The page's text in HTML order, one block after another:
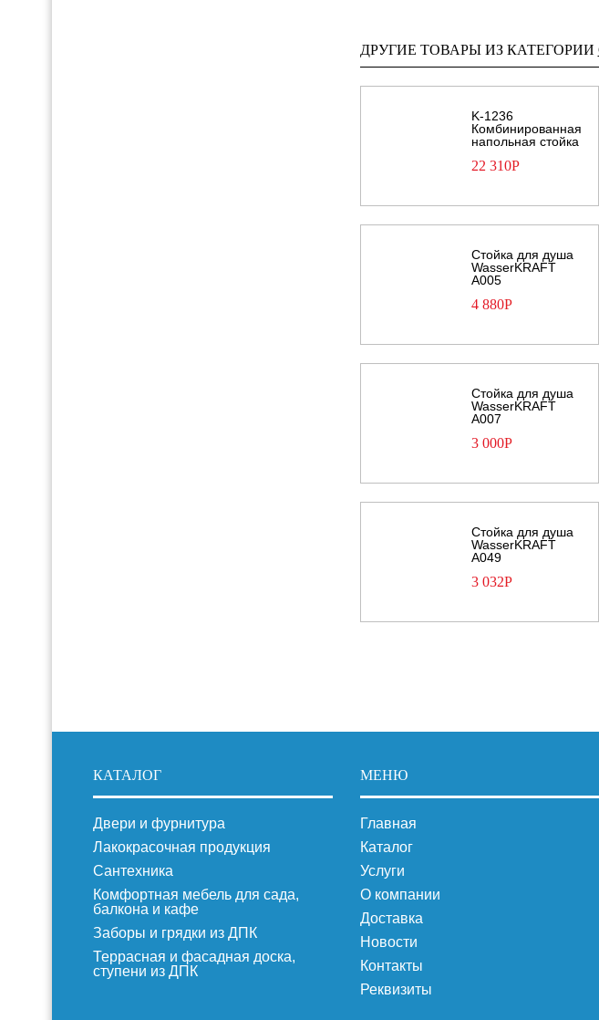
ДРУГИЕ ТОВАРЫ ИЗ КАТЕГОРИИ
K-1236
Комбинированная
напольная стойка
22 310Р
Стойка для душа
WasserKRAFT
А005
4 880Р
Стойка для душа
WasserKRAFT
А007
3 000Р
Стойка для душа
WasserKRAFT
А049
3 032Р
КАТАЛОГ
Двери и фурнитура
Лакокрасочная продукция
Сантехника
Комфортная мебель для сада,
балкона и кафе
Заборы и грядки из ДПК
Террасная и фасадная доска,
ступени из ДПК
МЕНЮ
Главная
Каталог
Услуги
О компании
Доставка
Новости
Контакты
Реквизиты